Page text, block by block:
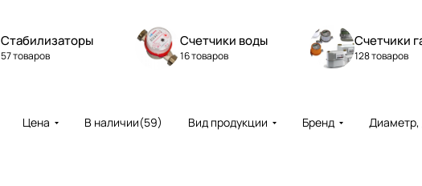
Стабилизаторы
57 товаров
Счетчики воды
16 товаров
Счетчики
128 товаров
Цена В наличии(59) Вид продукции Бренд